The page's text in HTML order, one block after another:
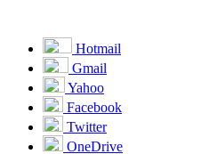
Hotmail
Gmail
Yahoo
Facebook
Twitter
OneDrive